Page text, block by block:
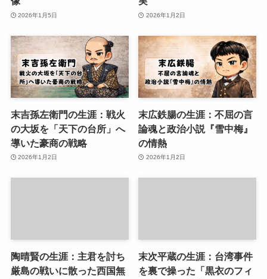
2026年1月5日 2026年1月2日
末吉孫左衛門の生涯：戦火
の大坂を「天下の台所」へ
導いた豪商の戦略
2026年1月2日
末広鉄腸の生涯：不屈の言
論魂と政治小説『雪中梅』
の情熱
2026年1月2日
陶晴賢の生涯：主君を討ち
厳島の戦いに散った西国無
末次平蔵の生涯：台湾事件
を裏で操った「黒衣のフィ